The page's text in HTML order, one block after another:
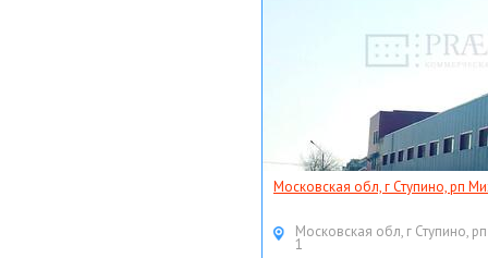
Московская обл, г Ступино, рп
Московская обл, г Ступино,
1